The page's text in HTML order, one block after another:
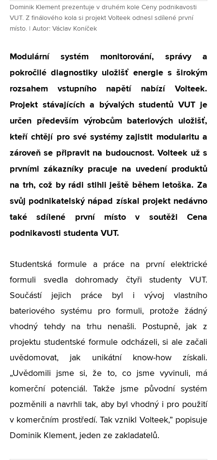
Dominik Klement prezentuje v druhém kole Ceny podnikavosti
VUT. Z finálového kola si projekt Volteek odnesl sdílené první
místo. | Autor: Václav Koníček
Modulární systém monitorování, správy a
pokročilé diagnostiky uložišť energie s širokým
rozsahem vstupního napětí nabízí Volteek.
Projekt stávajících a bývalých studentů VUT je
určen především výrobcům bateriových uložišť,
kteří chtějí pro své systémy zajistit modularitu a
zároveň se připravit na budoucnost. Volteek už s
prvními zákazníky pracuje na uvedení produktů
na trh, což by rádi stihli ještě během letoška. Za
svůj podnikatelský nápad získal projekt nedávno
také sdílené první místo v soutěži Cena
podnikavosti studenta VUT.
Studentská formule a práce na první elektrické
formuli svedla dohromady čtyři studenty VUT.
Součástí jejich práce byl i vývoj vlastního
bateriového systému pro formuli, protože žádný
vhodný tehdy na trhu nenašli. Postupně, jak z
projektu studentské formule odcházeli, si ale začali
uvědomovat, jak unikátní know-how získali.
„Uvědomili jsme si, že to, co jsme vyvinuli, má
komerční potenciál. Takže jsme původní systém
pozměnili a navrhli tak, aby byl vhodný i pro použití
v komerčním prostředí. Tak vznikl Volteek,” popisuje
Dominik Klement, jeden ze zakladatelů.